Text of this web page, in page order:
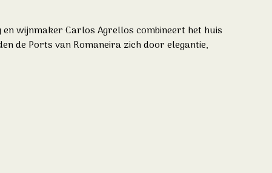
en wijnmakerCarlos Agrelloscombineert het huis
de Ports van Romaneira zich door elegantie,